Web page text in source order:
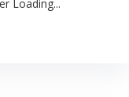
Loading...